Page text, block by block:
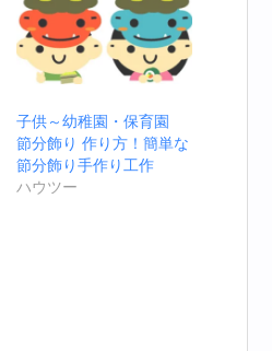
子供～幼稚園・保育園
節分飾り 作り方！簡単な
節分飾り手作り工作
ハウツー